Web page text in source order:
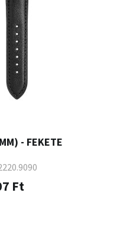
- FEKETE
Ft